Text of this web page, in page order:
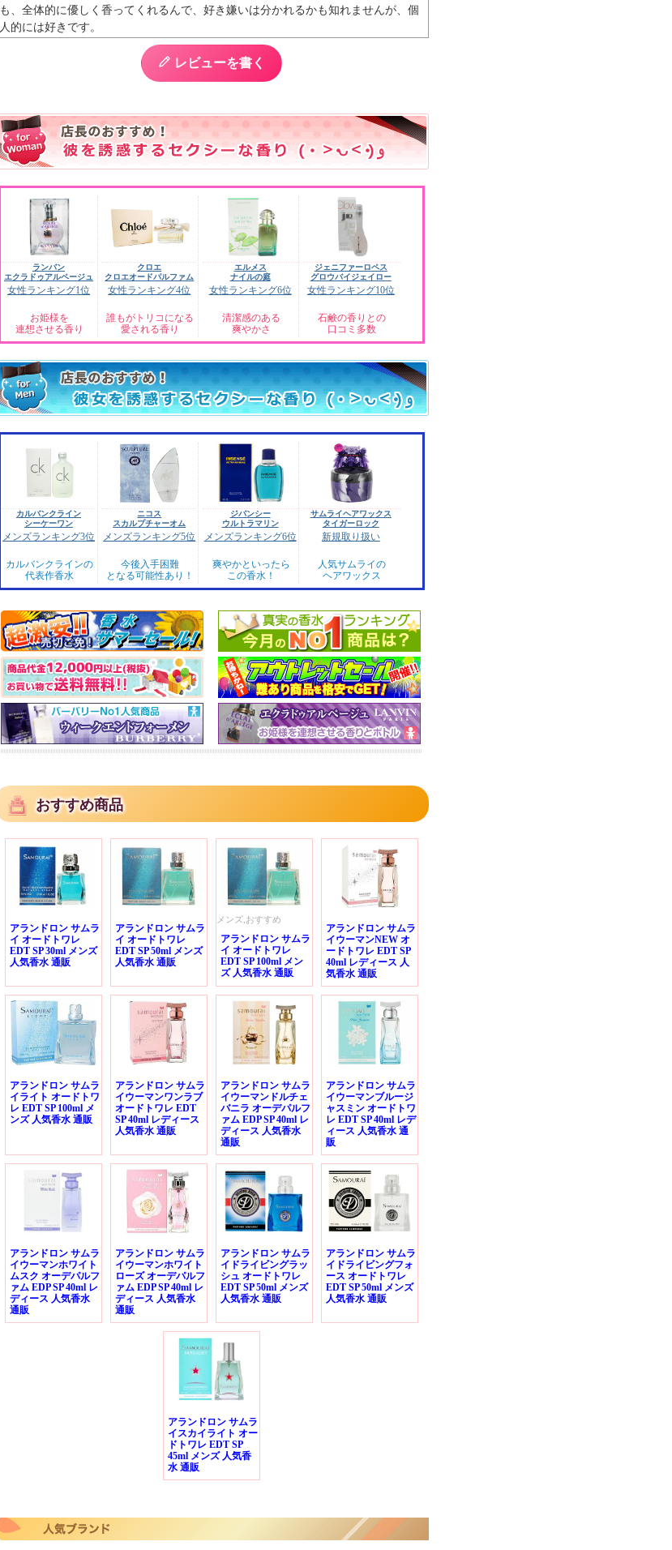
も、全体的に優しく香ってくれるんで、好き嫌いは分かれるかも知れませんが、個
人的には好きです。
レビューを書く
ランバン
エクラドゥアルページュ
女性ランキング1位
お姫様を
連想させる香り
クロエ
クロエオードパルファム
女性ランキング4位
誰もがトリコになる
愛される香り
エルメス
ナイルの庭
女性ランキング6位
清潔感のある
爽やかさ
ジェニファーロペス
グロウバイジェイロー
女性ランキング10位
石鹸の香りとの
口コミ多数
カルバンクライン
シーケーワン
メンズランキング3位
カルバンクラインの
代表作香水
ニコス
スカルプチャーオム
メンズランキング5位
今後入手困難
となる可能性あり！
ジバンシー
ウルトラマリン
メンズランキング6位
爽やかといったら
この香水！
サムライヘアワックス
タイガーロック
新規取り扱い
人気サムライの
ヘアワックス
おすすめ商品
アランドロン サムラ
イ オードトワレ
EDT SP 30ml メンズ
人気香水 通販
アランドロン サムラ
イ オードトワレ
EDT SP 50ml メンズ
人気香水 通販
メンズ,おすすめ
アランドロン サムラ
イ オードトワレ
EDT SP 100ml メン
ズ 人気香水 通販
アランドロン サムラ
イウーマンNEW オ
ードトワレ EDT SP
40ml レディース 人
気香水 通販
アランドロン サムラ
イライト オードトワ
レ EDT SP 100ml メ
ンズ 人気香水 通販
アランドロン サムラ
イウーマンワンラブ
オードトワレ EDT
SP 40ml レディース
人気香水 通販
アランドロン サムラ
イウーマンドルチェ
バニラ オーデパルフ
ァム EDP SP 40ml レ
ディース 人気香水
通販
アランドロン サムラ
イウーマンブルージ
ャスミン オードトワ
レ EDT SP 40ml レデ
ィース 人気香水 通
販
アランドロン サムラ
イウーマンホワイト
ムスク オーデパルフ
ァム EDP SP 40ml レ
ディース 人気香水
通販
アランドロン サムラ
イウーマンホワイト
ローズ オーデパルフ
ァム EDP SP 40ml レ
ディース 人気香水
通販
アランドロン サムラ
イドライビングラッ
シュ オードトワレ
EDT SP 50ml メンズ
人気香水 通販
アランドロン サムラ
イドライビングフォ
ース オードトワレ
EDT SP 50ml メンズ
人気香水 通販
アランドロン サムラ
イスカイライト オー
ドトワレ EDT SP
45ml メンズ 人気香
水 通販